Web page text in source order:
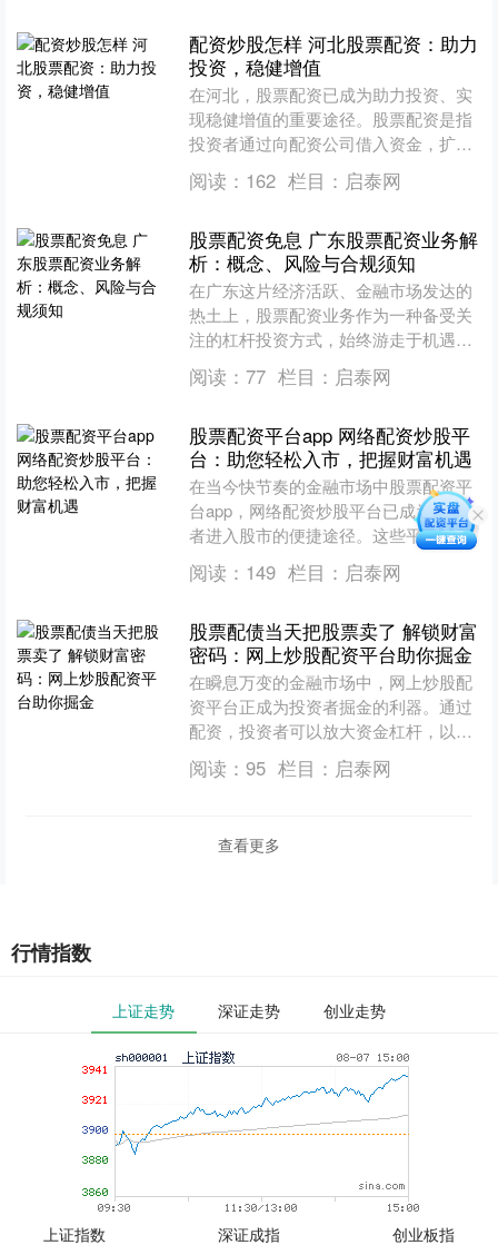
配资炒股怎样 河北股票配资：助力
投资，稳健增值
在河北，股票配资已成为助力投资、实
现稳健增值的重要途径。股票配资是指
投资者通过向配资公司借入资金，扩大
投资规模的一种融资方式。 期货配资公
司提供资金杠杆，允许投....
阅读： 162 栏目： 启泰网
股票配资免息 广东股票配资业务解
析：概念、风险与合规须知
在广东这片经济活跃、金融市场发达的
热土上，股票配资业务作为一种备受关
注的杠杆投资方式，始终游走于机遇与
风险的边缘。它既为部分投资者提供了
放大收益的可能，也因其固....
阅读： 77 栏目： 启泰网
股票配资平台app 网络配资炒股平
台：助您轻松入市，把握财富机遇
在当今快节奏的金融市场中股票配资平
台app，网络配资炒股平台已成为投资
者进入股市的便捷途径。这些平台提供
杠杆资金，让投资者以较小的本金撬动
更大的资金，从而放大收....
阅读： 149 栏目： 启泰网
股票配债当天把股票卖了 解锁财富
密码：网上炒股配资平台助你掘金
在瞬息万变的金融市场中，网上炒股配
资平台正成为投资者掘金的利器。通过
配资，投资者可以放大资金杠杆，以小
博大，获得更高的收益。 《期货交易管
理条例》明确规定，禁止....
阅读： 95 栏目： 启泰网
查看更多
行情指数
上证走势 深证走势 创业走势
上证指数
深证成指
创业板指